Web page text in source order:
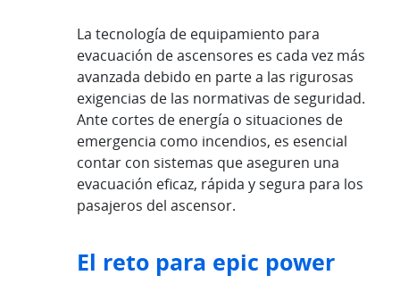
La tecnología de equipamiento para
evacuación de ascensores es cada vez más
avanzada debido en parte a las rigurosas
exigencias de las normativas de seguridad.
Ante cortes de energía o situaciones de
emergencia como incendios, es esencial
contar con sistemas que aseguren una
evacuación eficaz, rápida y segura para los
pasajeros del ascensor.
El reto para epic power